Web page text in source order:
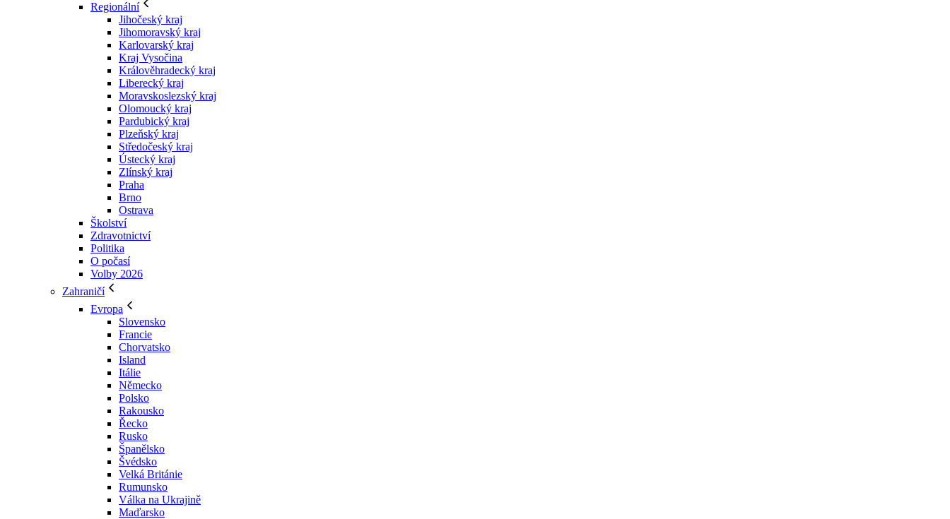
Regionální
Jihočeský kraj
Jihomoravský kraj
Karlovarský kraj
Kraj Vysočina
Králověhradecký kraj
Liberecký kraj
Moravskoslezský kraj
Olomoucký kraj
Pardubický kraj
Plzeňský kraj
Středočeský kraj
Ústecký kraj
Zlínský kraj
Praha
Brno
Ostrava
Školství
Zdravotnictví
Politika
O počasí
Volby 2026
Zahraničí
Evropa
Slovensko
Francie
Chorvatsko
Island
Itálie
Německo
Polsko
Rakousko
Řecko
Rusko
Španělsko
Švédsko
Velká Británie
Rumunsko
Válka na Ukrajině
Maďarsko